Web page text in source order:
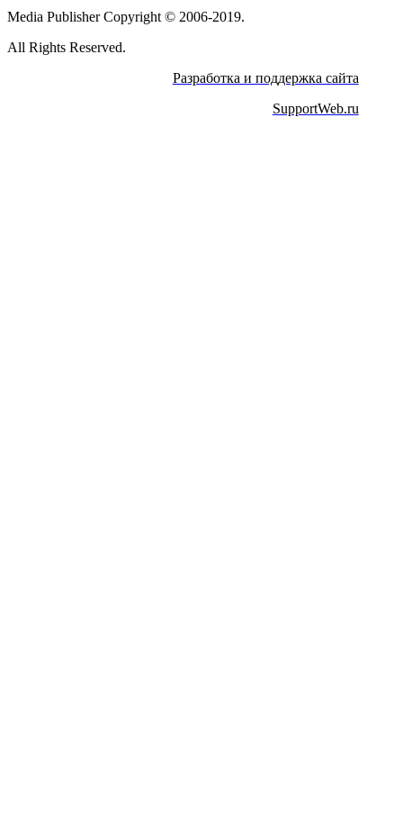
Media Publisher Copyright © 2006-2019.
All Rights Reserved.
Разработка и поддержка сайта
SupportWeb.ru